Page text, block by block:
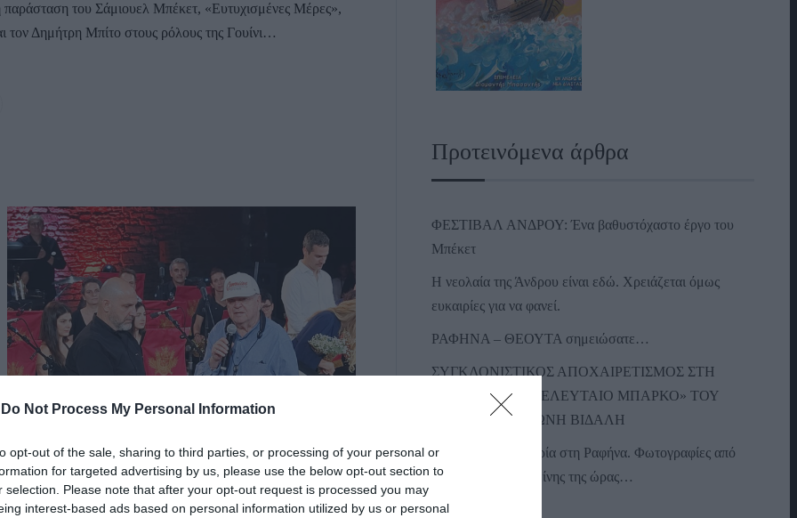
Do Not Process My Personal Information
opt-out of the sale, sharing to third parties, or processing of your personal or
for targeted advertising by us, please use the below opt-out section to
selection. Please note that after your opt-out request is processed you may
interest-based ads based on personal information utilized by us or personal
του Σάμιουελ Μπέκετ, «Ευτυχισμένες Μέρες»,
Δημήτρη Μπίτο στους ρόλους της Γουίνι…
Προτεινόμενα άρθρα
ΦΕΣΤΙΒΑΛ ΑΝΔΡΟΥ: Ένα βαθυστόχαστο έργο του
Μπέκετ
Η νεολαία της Άνδρου είναι εδώ. Χρειάζεται όμως
ευκαιρίες για να φανεί.
ΡΑΦΗΝΑ – ΘΕΟΥΤΑ σημειώσατε…
ΣΥΓΚΛΟΝΙΣΤΙΚΟΣ ΑΠΟΧΑΙΡΕΤΙΣΜΟΣ ΣΤΗ
ΡΑΦΗΝΑ ΣΤΟ «ΤΕΛΕΥΤΑΙΟ ΜΠΑΡΚΟ» ΤΟΥ
ΚΑΠΕΤΑΝ ΑΝΤΩΝΗ ΒΙΔΑΛΗ
Απαράδεκτη εμπειρία στη Ραφήνα. Φωτογραφίες από
την αναχώρηση εκείνης της ώρας…